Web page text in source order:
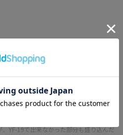
機『ファイヤーバルキリー』がついに発
YF-19で出来なかった部分も盛り込んだ